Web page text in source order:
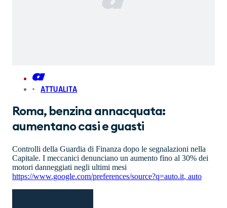
ATTUALITA
Roma, benzina annacquata:
aumentano casi e guasti
Controlli della Guardia di Finanza dopo le segnalazioni nella
Capitale. I meccanici denunciano un aumento fino al 30% dei
motori danneggiati negli ultimi mesi
https://www.google.com/preferences/source?q=auto.it, auto